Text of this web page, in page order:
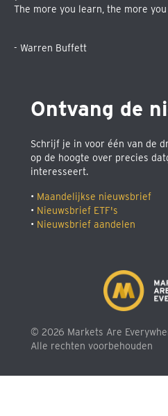
The more you learn, the more
- Warren Buffett
Ontvang de
Schrijf je in voor één van de
op de hoogte over precies
interesseert.
• Maandelijkse nieuwsbrief
• Nieuwsbrief ETF's
• Nieuwsbrief aandelen
© 2026 Markets Are
Alle rechten voorbehouden